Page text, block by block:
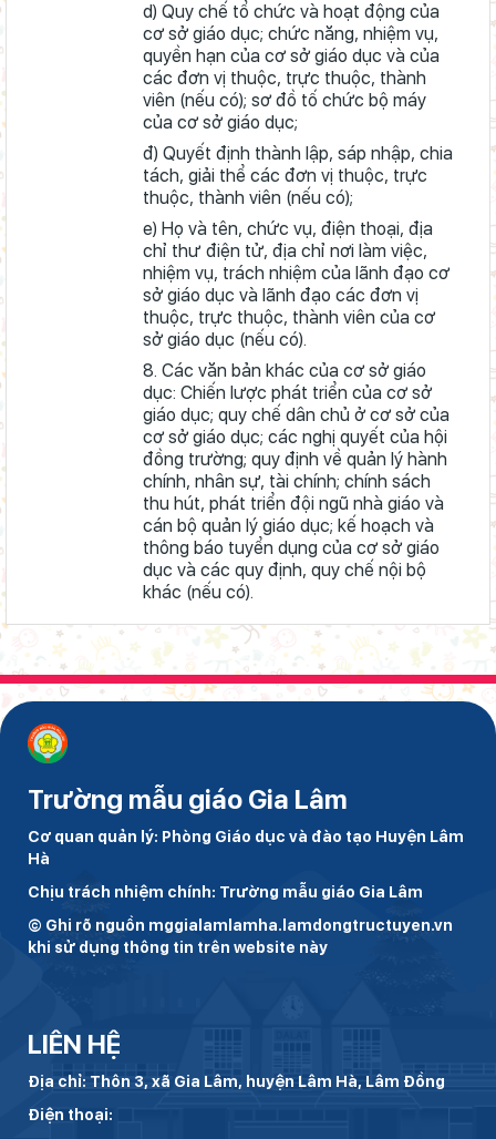
d) Quy chế tổ chức và hoạt động của
cơ sở giáo dục; chức năng, nhiệm vụ,
quyền hạn của cơ sở giáo dục và của
các đơn vị thuộc, trực thuộc, thành
viên (nếu có); sơ đồ tố chức bộ máy
của cơ sở giáo dục;
đ) Quyết định thành lập, sáp nhập, chia
tách, giải thể các đơn vị thuộc, trực
thuộc, thành viên (nếu có);
e) Họ và tên, chức vụ, điện thoại, địa
chỉ thư điện tử, địa chỉ nơi làm việc,
nhiệm vụ, trách nhiệm của lãnh đạo cơ
sở giáo dục và lãnh đạo các đơn vị
thuộc, trực thuộc, thành viên của cơ
sở giáo dục (nếu có).
8. Các văn bản khác của cơ sở giáo
dục: Chiến lược phát triển của cơ sở
giáo dục; quy chế dân chủ ở cơ sở của
cơ sở giáo dục; các nghị quyết của hội
đồng trường; quy định về quản lý hành
chính, nhân sự, tài chính; chính sách
thu hút, phát triển đội ngũ nhà giáo và
cán bộ quản lý giáo dục; kế hoạch và
thông báo tuyển dụng của cơ sở giáo
dục và các quy định, quy chế nội bộ
khác (nếu có).
Trường mẫu giáo Gia Lâm
Cơ quan quản lý: Phòng Giáo dục và đào tạo Huyện Lâm
Hà
Chịu trách nhiệm chính: Trường mẫu giáo Gia Lâm
© Ghi rõ nguồn mggialamlamha.lamdongtructuyen.vn
khi sử dụng thông tin trên website này
LIÊN HỆ
Địa chỉ: Thôn 3, xã Gia Lâm, huyện Lâm Hà, Lâm Đồng
Điện thoại: